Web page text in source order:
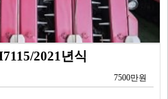
2021년식
7500만원